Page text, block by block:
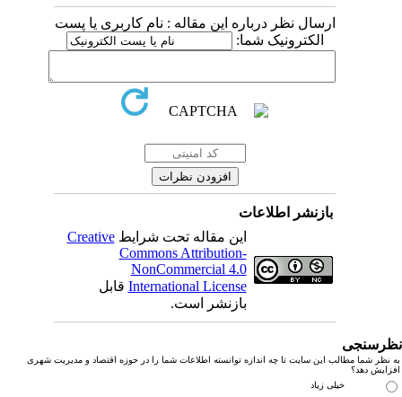
ارسال نظر درباره این مقاله : نام کاربری یا پست
الکترونیک شما:
بازنشر اطلاعات
این مقاله تحت شرایطCreative
Commons Attribution-
NonCommercial 4.0
International Licenseقابل
بازنشر است.
نظر شما مطالب این سایت تا چه اندازه توانسته اطلاعات شما را در حوزه اقتصاد و مدیریت شهری
دهد؟
خیلی زیاد